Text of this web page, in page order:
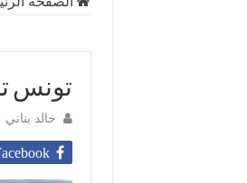
تونس
خالد بناني